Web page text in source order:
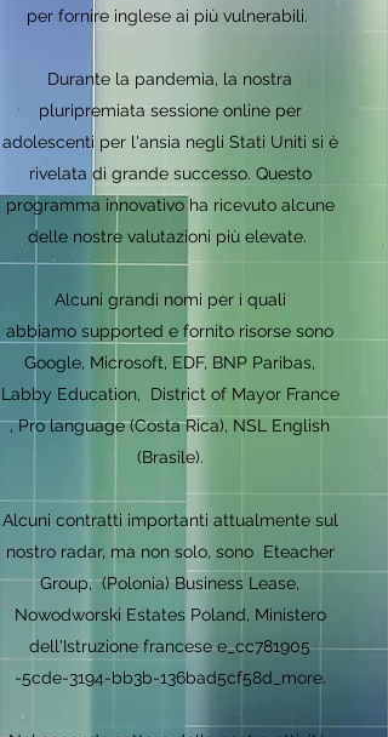
per fornire inglese ai più vulnerabili.
Durante la pandemia, la nostra
pluripremiata sessione online per
adolescenti per l'ansia negli Stati Uniti si è
rivelata di grande successo. Questo
programma innovativo ha ricevuto alcune
delle nostre valutazioni più elevate.
Alcuni grandi nomi per i quali
abbiamo supported e fornito risorse sono
Google, Microsoft, EDF, BNP Paribas,
Labby Education, District of Mayor France
, Pro language (Costa Rica), NSL English
(Brasile).
Alcuni contratti importanti attualmente sul
nostro radar, ma non solo, sono Eteacher
Group, (Polonia) Business Lease,
Nowodworski Estates Poland, Ministero
dell'Istruzione francese e_cc781905
-5cde-3194-bb3b-136bad5cf58d_more.